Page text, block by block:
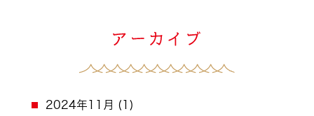
2024年11月 (1)